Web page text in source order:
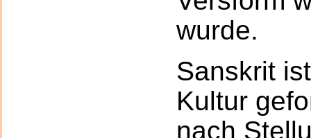
wurde.
Sanskrit
Kultur
nach